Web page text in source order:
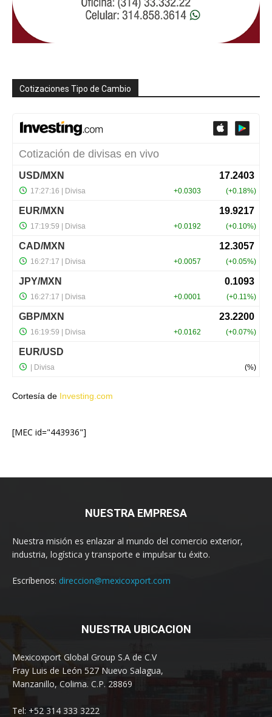
Cotizaciones Tipo de Cambio
Cortesía de Investing.com
[MEC id="443936"]
NUESTRA EMPRESA
Nuestra misión es enlazar al mundo del comercio exterior,
industria, logística y transporte e impulsar tu éxito.
Escríbenos: direccion@mexicoxport.com
NUESTRA UBICACION
Mexicoxport Global Group S.A de C.V
Fray Luis de León 527 Nuevo Salagua,
Manzanillo, Colima. C.P. 28869
Tel: +52 314 333 3222